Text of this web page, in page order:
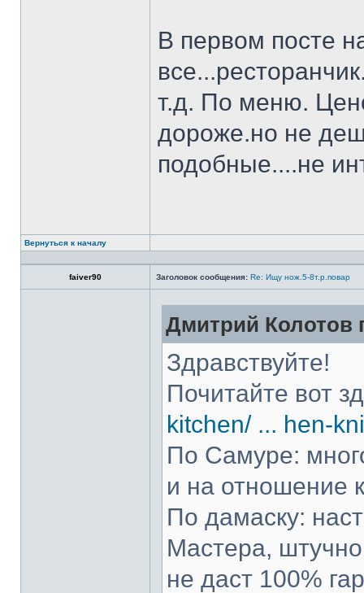
В первом посте
т.д. По меню.
дороже.но не
подобные....не
Вернуться к началу
faiver90 Заголовок сообщения: Re: Ищу нож.5-8т.р.повар
Дмитрий Колотов
Здравствуйте!
Почитайте вот
kitchen/ ... hen-
По Самуре:
и на отношение
По дамаску:
Мастера,
не даст 100%